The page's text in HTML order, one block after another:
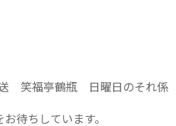
笑福亭鶴瓶 日曜日のそれ係
待ちしています。